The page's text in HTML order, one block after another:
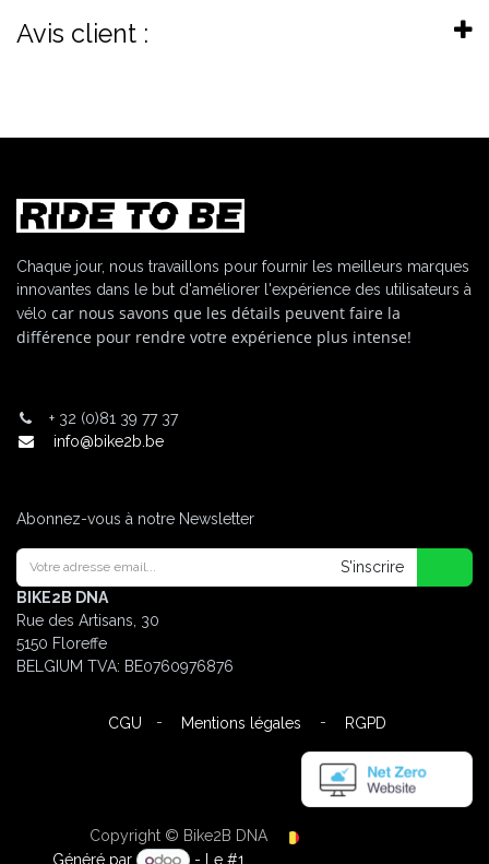
Avis client :
Chaque jour, nous travaillons pour fournir les meilleurs marques
innovantes dans le but d'améliorer l'expérience des utilisateurs à
vélo car nous savons que les détails peuvent faire la
différence pour rendre votre expérience plus intense!
+ 32 (0)81 39 77 37
info@bike2b.be
Abonnez-vous à notre Newsletter
S'inscrire
BIKE2B DNA
Rue des Artisans, 30
5150 Floreffe
BELGIUM TVA: BE0760976876
CGU - Mentions légales - RGPD
Copyright © Bike2B DNA
Généré par - Le #1